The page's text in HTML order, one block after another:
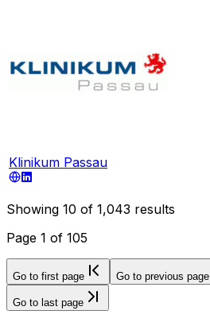
Klinikum Passau
Showing 10 of 1,043 results
Page 1 of 105
Go to first page Go to previous page
Go to last page